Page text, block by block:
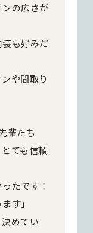
の広さが
も好みだ
や間取り
輩たち
ても信頼
たです！
す」
めてい